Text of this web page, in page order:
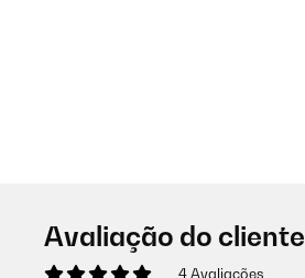
Avaliação do cliente
4 Avaliações